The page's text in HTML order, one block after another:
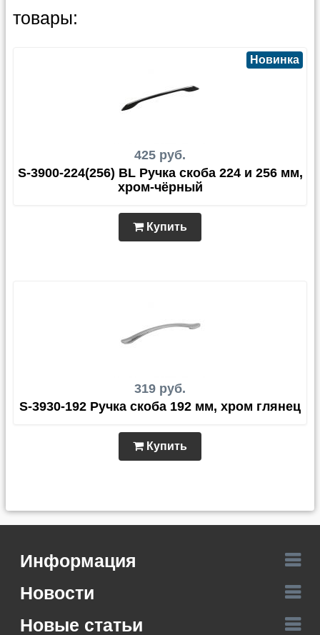
товары:
425 руб.
Новинка
S-3900-224(256) BL Ручка скоба 224 и 256 мм,
хром-чёрный
Купить
319 руб.
S-3930-192 Ручка скоба 192 мм, хром глянец
Купить
Информация
Новости
Новые статьи